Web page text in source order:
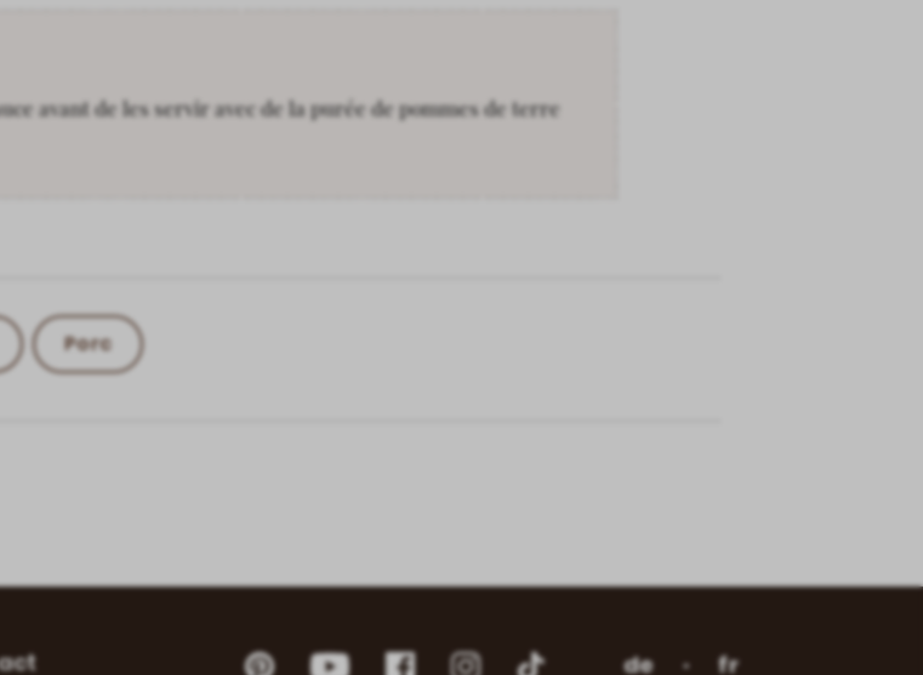
avant de les servir avec de la purée de pommes de terre
Porc
PinterestYouTubeFacebookInstagramInstagram
de fr